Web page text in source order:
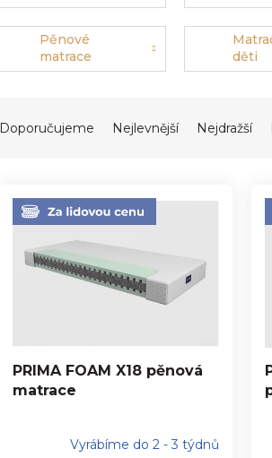
pěny
Pěnové
matrace
děti
Doporučujeme Nejlevnější Nejdražší
PRIMA FOAM X18 pěnová
matrace
Vyrábíme do 2 - 3 týdnů